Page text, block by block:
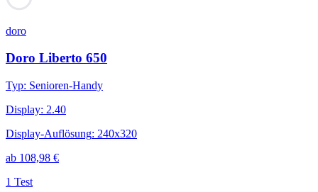
doro
Doro Liberto 650
Typ: Senioren-Handy
Display: 2.40
Display-Auflösung: 240x320
ab 108,98 €
1 Test